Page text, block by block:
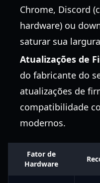
Chrome, Discord
hardware) ou
saturar sua
Atualizações de
do fabricante do
atualizações de
compatibilidade
modernos.
Fator de
Hardware